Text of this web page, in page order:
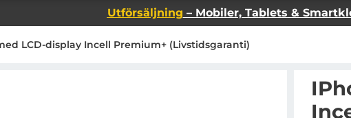
Utförsäljning – Mobiler, Tablets &
LCD-display Incell Premium+ (Livstidsgaranti)